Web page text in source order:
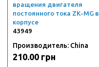
вращения двигателя
постоянного тока ZK-MG в
корпусе
43949
Производитель: China
210.00 грн